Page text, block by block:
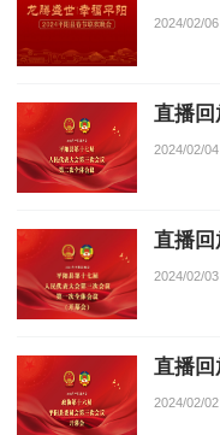
2024/02/06
2024/02/04
2024/02/03
2024/02/02